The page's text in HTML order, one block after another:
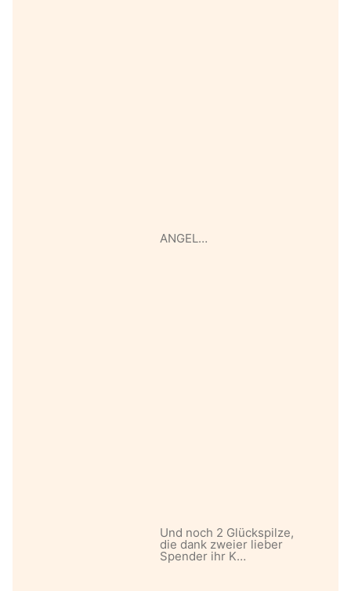
ANGEL…
Und noch 2 Glückspilze,
die dank zweier lieber
Spender ihr K…